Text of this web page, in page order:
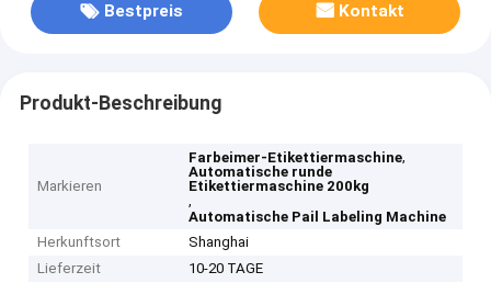
Bestpreis Kontakt
Produkt-Beschreibung
Markieren
Farbeimer-Etikettiermaschine,
Automatische runde
Etikettiermaschine 200kg
,
Automatische Pail Labeling Machine
Herkunftsort
Shanghai
Lieferzeit
10-20 TAGE